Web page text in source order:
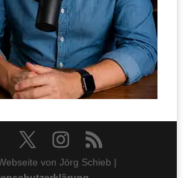
von Jörg Schieb |